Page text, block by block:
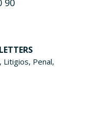
90
Litigios, Penal,